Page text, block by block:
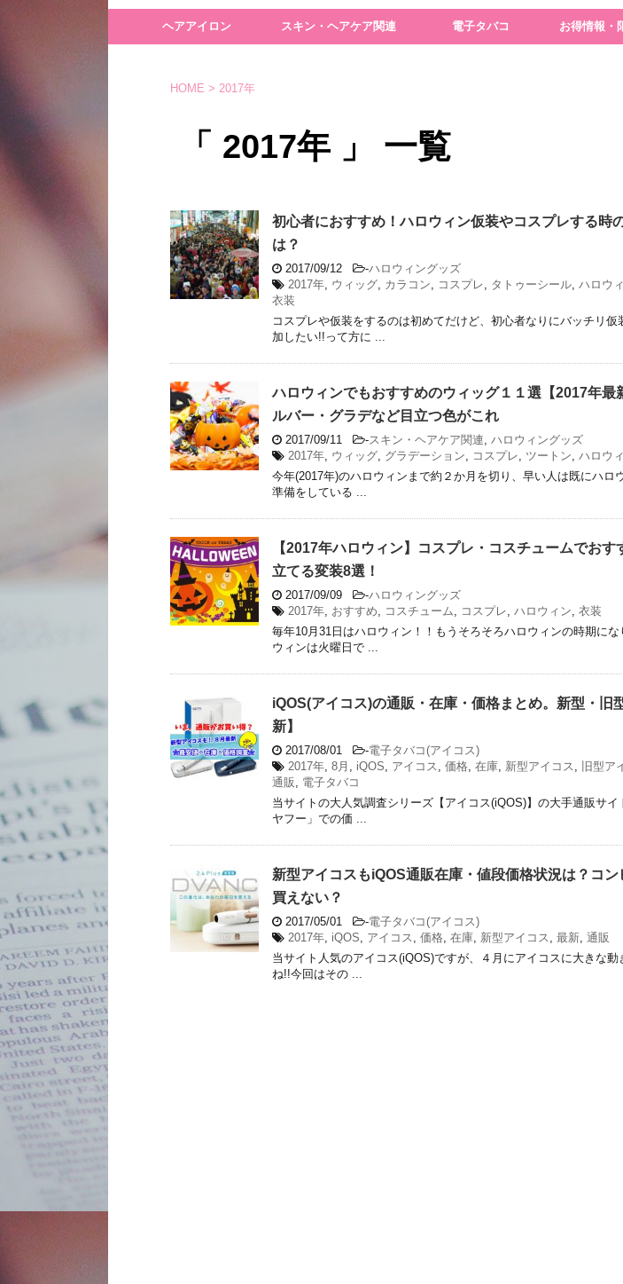
ヘアアイロン スキン・ヘアケア関連 電子タバコ お得情報・
HOME > 2017年
「 2017年 」 一覧
初心者におすすめ！ハロウィン仮装やコスプレする時
は？
2017/09/12 -ハロウィングッズ
2017年, ウィッグ, カラコン, コスプレ, タトゥーシール, ハロウ
衣装
コスプレや仮装をするのは初めてだけど、初心者なりにバッチリ仮
加したい!!って方に ...
ハロウィンでもおすすめのウィッグ１１選【2017年最
ルバー・グラデなど目立つ色がこれ
2017/09/11 -スキン・ヘアケア関連, ハロウィングッズ
2017年, ウィッグ, グラデーション, コスプレ, ツートン, ハロウ
今年(2017年)のハロウィンまで約２か月を切り、早い人は既にハロ
準備をしている ...
【2017年ハロウィン】コスプレ・コスチュームでおす
立てる変装8選！
2017/09/09 -ハロウィングッズ
2017年, おすすめ, コスチューム, コスプレ, ハロウィン, 衣装
毎年10月31日はハロウィン！！もうそろそろハロウィンの時期にな
ウィンは火曜日で ...
iQOS(アイコス)の通販・在庫・価格まとめ。新型・旧
新】
2017/08/01 -電子タバコ(アイコス)
2017年, 8月 , iQOS, アイコス , 価格, 在庫, 新型アイコス , 旧型ア
通販 , 電子タバコ
当サイトの大人気調査シリーズ【アイコス(iQOS)】の大手通販サイ
ヤフー」での価 ...
新型アイコスもiQOS通販在庫・値段価格状況は？コン
買えない？
2017/05/01 -電子タバコ(アイコス)
2017年, iQOS, アイコス , 価格, 在庫, 新型アイコス , 最新, 通販
当サイト人気のアイコス(iQOS)ですが、４月にアイコスに大きな動
ね!!今回はその ...